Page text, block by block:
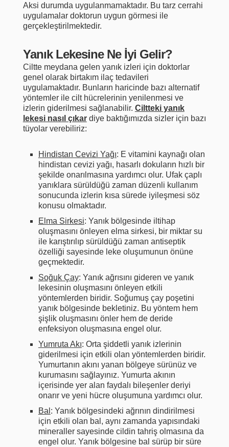
Aksi durumda uygulanmamaktadır. Bu tarz cerrahi
uygulamalar doktorun uygun görmesi ile
gerçekleştirilmektedir.
Yanık Lekesine Ne İyi Gelir?
Ciltte meydana gelen yanık izleri için doktorlar
genel olarak birtakım ilaç tedavileri
uygulamaktadır. Bunların haricinde bazı alternatif
yöntemler ile cilt hücrelerinin yenilenmesi ve
izlerin giderilmesi sağlanabilir. Ciltteki yanık
lekesi nasıl çıkardiye baktığımızda sizler için bazı
tüyolar verebiliriz:
Hindistan Cevizi Yağı: E vitamini kaynağı olan
hindistan cevizi yağı, hasarlı dokuların hızlı bir
şekilde onarılmasına yardımcı olur. Ufak çaplı
yanıklara sürüldüğü zaman düzenli kullanım
sonucunda izlerin kısa sürede iyileşmesi söz
konusu olmaktadır.
Elma Sirkesi: Yanık bölgesinde iltihap
oluşmasını önleyen elma sirkesi, bir miktar su
ile karıştırılıp sürüldüğü zaman antiseptik
özelliği sayesinde leke oluşumunun önüne
geçmektedir.
Soğuk Çay: Yanık ağrısını gideren ve yanık
lekesinin oluşmasını önleyen etkili
yöntemlerden biridir. Soğumuş çay poşetini
yanık bölgesinde bekletiniz. Bu yöntem hem
şişlik oluşmasını önler hem de deride
enfeksiyon oluşmasına engel olur.
Yumruta Akı: Orta şiddetli yanık izlerinin
giderilmesi için etkili olan yöntemlerden biridir.
Yumurtanın akını yanan bölgeye sürünüz ve
kurumasını sağlayınız. Yumurta akının
içerisinde yer alan faydalı bileşenler deriyi
onarır ve yeni hücre oluşumuna yardımcı olur.
Bal : Yanık bölgesindeki ağrının dindirilmesi
için etkili olan bal, aynı zamanda yapısındaki
mineraller sayesinde cildin tahriş olmasına da
engel olur. Yanık bölgesine bal sürüp bir süre